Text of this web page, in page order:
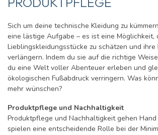
Sich um deine technische Kleidung zu
eine lästige Aufgabe – es ist eine Möglichkeit,
Lieblingskleidungsstücke zu schätzen und ihre
verlängern. Indem du sie auf die richtige
du eine Welt voller Abenteuer erleben und
ökologischen Fußabdruck verringern. Was
mehr wünschen?
Produktpflege und Nachhaltigkeit
Produktpflege und Nachhaltigkeit gehen
spielen eine entscheidende Rolle bei der